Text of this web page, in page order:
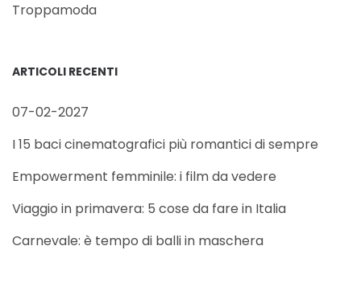
Troppamoda
ARTICOLI RECENTI
07-02-2027
I 15 baci cinematografici più romantici di sempre
Empowerment femminile: i film da vedere
Viaggio in primavera: 5 cose da fare in Italia
Carnevale: è tempo di balli in maschera